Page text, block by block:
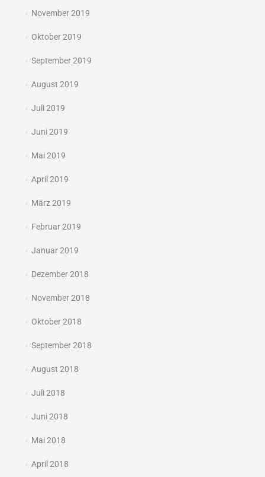
November 2019
Oktober 2019
September 2019
August 2019
Juli 2019
Juni 2019
Mai 2019
April 2019
März 2019
Februar 2019
Januar 2019
Dezember 2018
November 2018
Oktober 2018
September 2018
August 2018
Juli 2018
Juni 2018
Mai 2018
April 2018